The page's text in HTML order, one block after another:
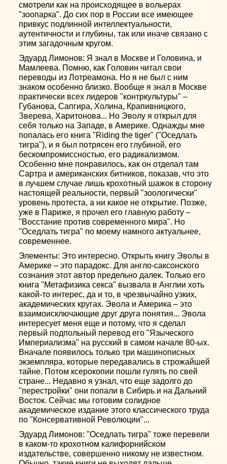
смотрели как на происходящее в вольерах
"зоопарка". До сих пор в России все имеющее
привкус подлинной интеллектуальности,
аутентичности и глубины, так или иначе связано с
этим загадочным кругом.
Эдуард Лимонов: Я знал в Москве и Головина, и
Мамлеева. Помню, как Головин читал свои
переводы из Лотреамона. Но я не был с ним
знаком особенно близко. Вообще я знал в Москве
практически всех лидеров "контркультуры" –
Губанова, Сапгира, Холина, Крапивницкого,
Зверева, Харитонова... Но Эволу я открыл для
себя только на Западе, в Америке. Однажды мне
попалась его книга "Riding the tiger" ("Оседлать
тигра"), и я был потрясен его глубиной, его
бескомпромиссностью, его радикализмом.
Особенно мне понравилось, как он отделал там
Сартра и американских битников, показав, что это
в лучшем случае лишь крохотный шажок в сторону
настоящей реальности, первый "зоологически"
уровень протеста, а ни какое не открытие. Позже,
уже в Париже, я прочел его главную работу –
"Восстание против современного мира". Но
"Оседлать тигра" по моему намного актуальнее,
современнее.
Элементы: Это интересно. Открыть книгу Эволы в
Америке – это парадокс. Для англо-саксонского
сознания этот автор предельно далек. Только его
книга "Метафизика секса" вызвала в Англии хоть
какой-то интерес, да и то, в чрезвычайно узких,
академических кругах. Эвола и Америка – это
взаимоисключающие друг друга понятия... Эвола
интересует меня еще и потому, что я сделал
первый подпольный перевод его "Языческого
Империализма" на русский в самом начале 80-ых.
Вначале появилось только три машинописных
экземпляра, которые передавались в строжайшей
тайне. Потом ксерокопии пошли гулять по свей
стране... Недавно я узнал, что еще задолго до
"перестройки" они попали в Сибирь и на Дальний
Восток. Сейчас мы готовим солидное
академическое издание этого классического труда
по "Консервативной Революции"...
Эдуард Лимонов: "Оседлать тигра" тоже перевели
в каком-то крохотном калифорнийском
издательстве, совершенно никому не известном.